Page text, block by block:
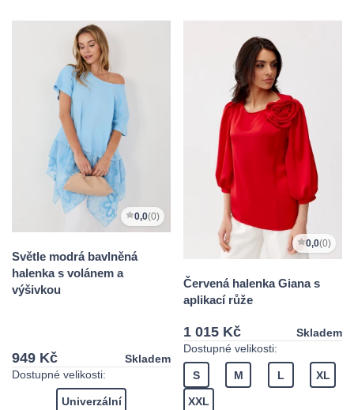
0,0(0)
Světle modrá bavlněná
halenka s volánem a
výšivkou
949 Kč
Skladem
Dostupné velikosti:
Univerzální
0,0(0)
Červená halenka Giana s
aplikací růže
1 015 Kč
Skladem
Dostupné velikosti:
S M L XL
XXL